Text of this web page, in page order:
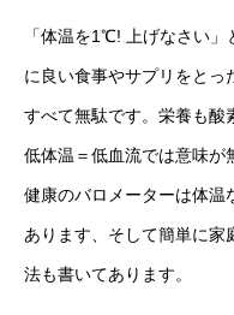
「体温を1℃! 上げなさい
に良い食事やサプリをとっ
すべて無駄です。栄養も酸
低体温＝低血流では意味が
健康のバロメーターは体温
あります、そして簡単に
法も書いてあります。